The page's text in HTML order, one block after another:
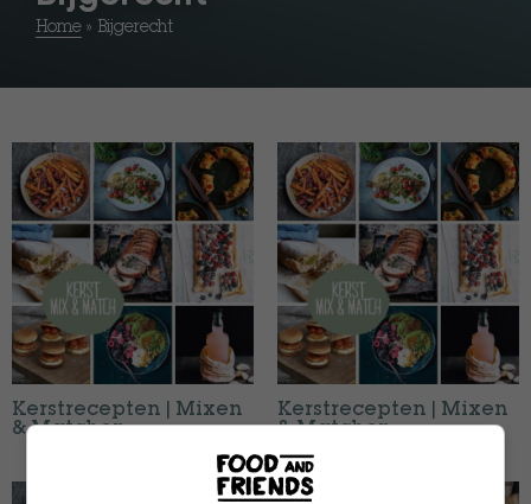
Home » Bijgerecht
Kerstrecepten | Mixen
& Matchen
Kerstrecepten | Mixen
& Matchen